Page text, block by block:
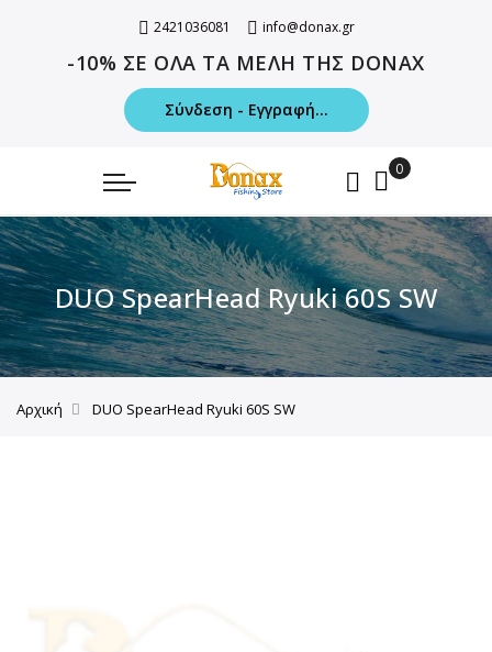
2421036081 info@donax.gr
-10% ΣΕ ΟΛΑ ΤΑ ΜΕΛΗ ΤΗΣ DONAX
Σύνδεση - Εγγραφή...
DUO SpearHead Ryuki 60S SW
Αρχική DUO SpearHead Ryuki 60S SW